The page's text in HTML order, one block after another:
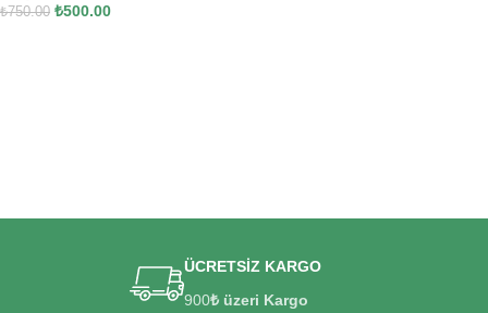
₺750.00 ₺500.00
ÜCRETSİZ KARGO
900₺ üzeri Kargo